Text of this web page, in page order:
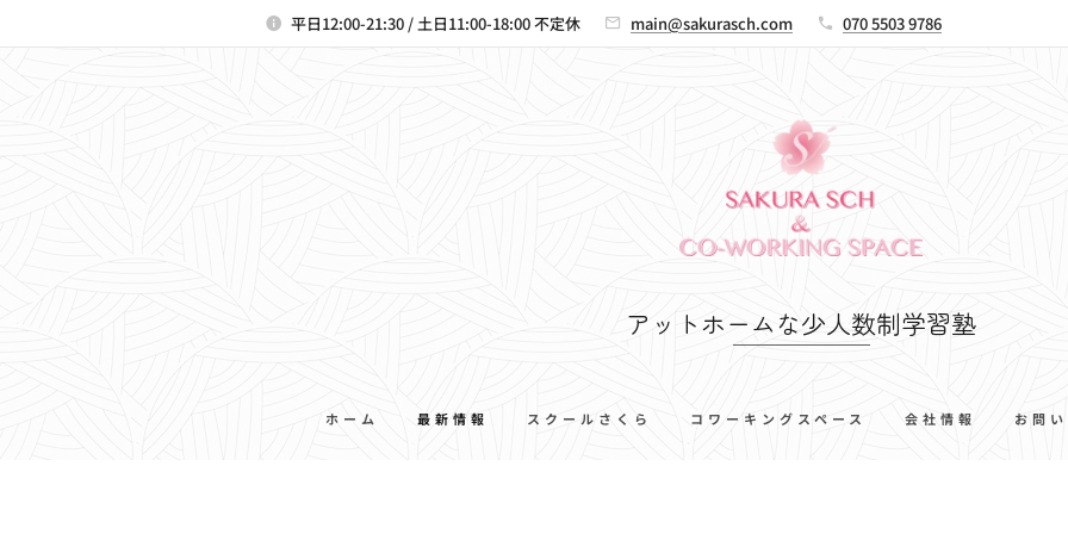
平日12:00-21:30 / 土日11:00-18:00 不定休 main@sakurasch.com 070 5503 9786
アットホームな少人数制学習塾
ホーム 最新情報 スクールさくら コワーキングスペース 会社情報 お問